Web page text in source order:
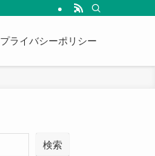
プライバシーポリシー
検索